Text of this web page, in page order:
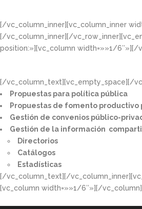
[/vc_column_inner][vc_column_inner
[/vc_column_inner][/
position:»][vc_column width=»»1/6″»][/
[/vc_column_text][vc_empty_space][/
Propuestas para política pública​
Propuestas de fomento
Gestión de convenios público-
Gestión de la información
Directorios​
Catálogos​
Estadísticas
[/vc_column_text][/
[vc_column width=»»1/6″»][/